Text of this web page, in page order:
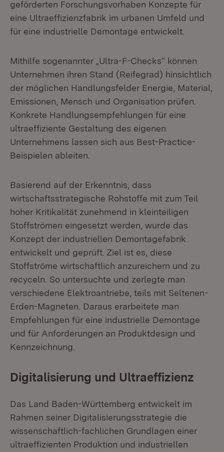
geförderten Forschungsvorhaben Konzepte für
eine Ultraeffizienzfabrik im urbanen Umfeld und
für eine industrielle Demontage entwickelt.
Mithilfe sogenannter „Ultra-F-Checks“ können
Unternehmen ihren Stand (Reifegrad) hinsichtlich
der möglichen Handlungsfelder Energie, Material,
Emissionen, Mensch und Organisation prüfen.
Konkrete Handlungsempfehlungen für eine
ultraeffiziente Gestaltung des eigenen
Unternehmens lassen sich aus Best-Practice-
Beispielen ableiten.
Basierend auf der Erkenntnis, dass
wirtschaftsstrategische Rohstoffe mit zum Teil
hoher Kritikalität zunehmend in kleinteiligen
Stoffströmen eingesetzt werden, wurde das
Konzept der industriellen Demontagefabrik
entwickelt und geprüft. Ziel ist es, diese
Stoffströme wirtschaftlich anzureichern und zu
recyceln. So untersuchte und zerlegte man
verschiedene Elektroantriebe, teils mit Seltenen-
Erden-Magneten. Daraus erarbeitete man
Empfehlungen für eine industrielle Demontage
und für Anforderungen an Produktdesign und
Kennzeichnung.
Digitalisierung und Ultraeffizienz
Das Land Baden-Württemberg entwickelt im
Rahmen seiner Digitalisierungsstrategie die
wissenschaftlich-fachlichen Grundlagen einer
ultraeffizienten Produktion und industriellen